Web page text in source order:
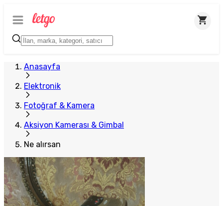
Anasayfa
Elektronik
Fotoğraf & Kamera
Aksiyon Kamerası & Gimbal
Ne alırsan